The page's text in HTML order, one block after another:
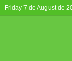
Friday 7 de August de